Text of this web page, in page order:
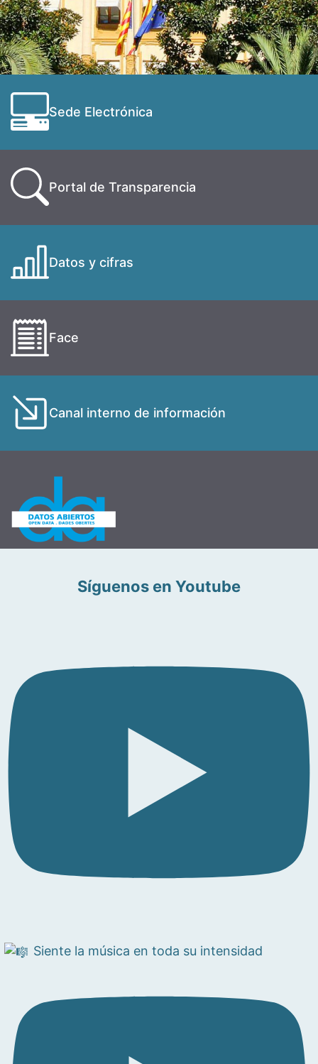
Sede Electrónica
Portal de Transparencia
Datos y cifras
Face
Canal interno de información
Síguenos en Youtube
Siente la música en toda su intensidad